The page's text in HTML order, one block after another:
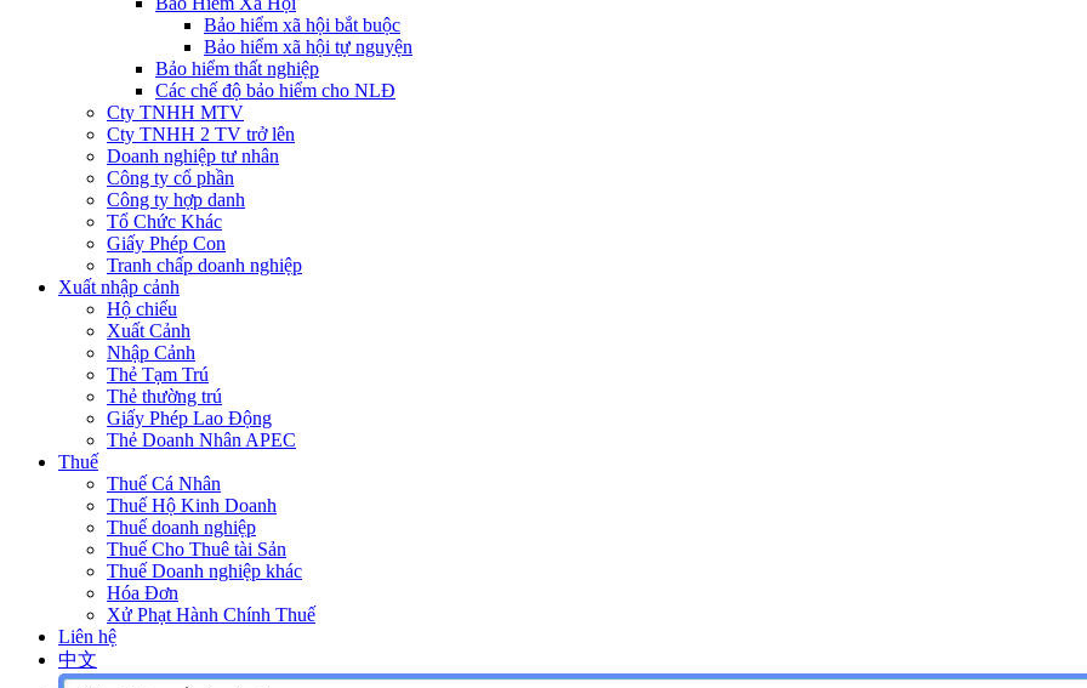
Bảo hiểm xã hội bắt buộc
Bảo hiểm xã hội tự nguyện
Bảo hiểm thất nghiệp
Các chế độ bảo hiểm cho NLĐ
Cty TNHH MTV
Cty TNHH 2 TV trở lên
Doanh nghiệp tư nhân
Công ty cổ phần
Công ty hợp danh
Tổ Chức Khác
Giấy Phép Con
Tranh chấp doanh nghiệp
Xuất nhập cảnh
Hộ chiếu
Xuất Cảnh
Nhập Cảnh
Thẻ Tạm Trú
Thẻ thường trú
Giấy Phép Lao Động
Thẻ Doanh Nhân APEC
Thuế
Thuế Cá Nhân
Thuế Hộ Kinh Doanh
Thuế doanh nghiệp
Thuế Cho Thuê tài Sản
Thuế Doanh nghiệp khác
Hóa Đơn
Xử Phạt Hành Chính Thuế
Liên hệ
中文